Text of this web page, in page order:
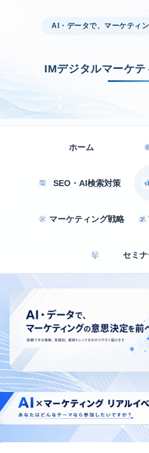
AI・データで、マーケティ
IMデジタルマーケ
ホーム
SEO・AI検索対策
マーケティング戦略
セミ